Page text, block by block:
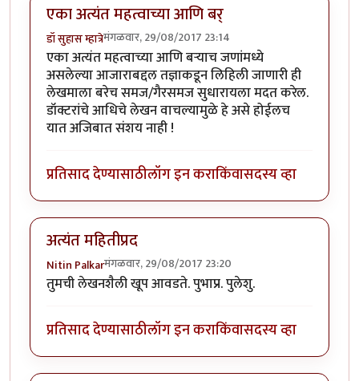
एका अत्यंत महत्वाच्या आणि बर्
डॉ सुहास म्हात्रेमंगळवार, 29/08/2017 23:14
एका अत्यंत महत्वाच्या आणि बर्‍याच जणांमध्ये
असलेल्या आजाराबद्दल तज्ञाकडून लिहिली जाणारी ही
लेखमाला बरेच समज/गैरसमज सुधारायला मदत करेल.
डॉक्टरांचे आधिचे लेखन वाचल्यामुळे हे असे होईलच
यात अजिबात संशय नाही !
प्रतिसाद देण्यासाठीलॉग इन कराकिंवासदस्य व्हा
अत्यंत महितीप्रद
Nitin Palkarमंगळवार, 29/08/2017 23:20
तुमची लेखनशैली खूप आवडते. पुभाप्र. पुलेशु.
प्रतिसाद देण्यासाठीलॉग इन कराकिंवासदस्य व्हा